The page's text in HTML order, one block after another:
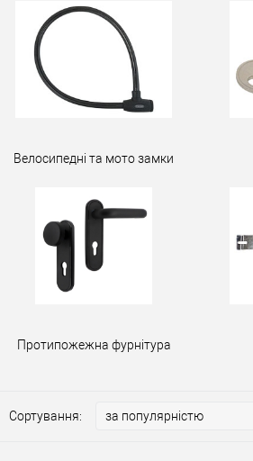
Велосипедні та мото замки
Протипожежна фурнітура
Сортування: